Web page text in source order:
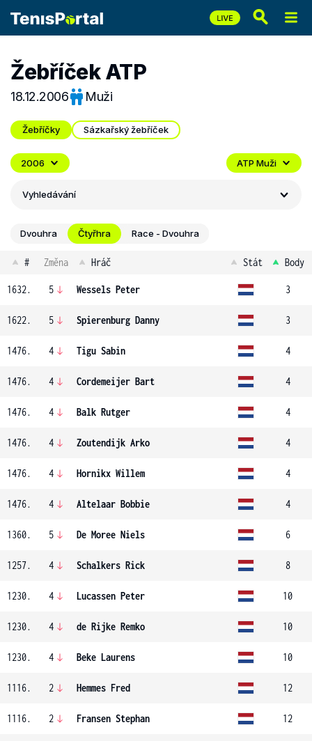
Žebříček ATP
18.12.2006 Muži
Žebříčky Sázkařský žebříček
2006 ATP Muži
Vyhledávání
Dvouhra Čtyřhra Race - Dvouhra
# Změna Hráč Stát Body
1632. 5 Wessels Peter 3
1622. 5 Spierenburg Danny 3
1476. 4 Tigu Sabin 4
1476. 4 Cordemeijer Bart 4
1476. 4 Balk Rutger 4
1476. 4 Zoutendijk Arko 4
1476. 4 Hornikx Willem 4
1476. 4 Altelaar Bobbie 4
1360. 5 De Moree Niels 6
1257. 4 Schalkers Rick 8
1230. 4 Lucassen Peter 10
1230. 4 de Rijke Remko 10
1230. 4 Beke Laurens 10
1116. 2 Hemmes Fred 12
1116. 2 Fransen Stephan 12